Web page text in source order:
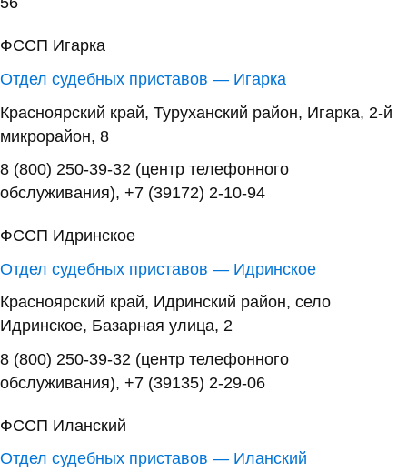
ФССП Игарка
Отдел судебных приставов — Игарка
Красноярский край, Туруханский район, Игарка, 2-й
микрорайон, 8
8 (800) 250-39-32 (центр телефонного
обслуживания), +7 (39172) 2-10-94
ФССП Идринское
Отдел судебных приставов — Идринское
Красноярский край, Идринский район, село
Идринское, Базарная улица, 2
8 (800) 250-39-32 (центр телефонного
обслуживания), +7 (39135) 2-29-06
ФССП Иланский
Отдел судебных приставов — Иланский